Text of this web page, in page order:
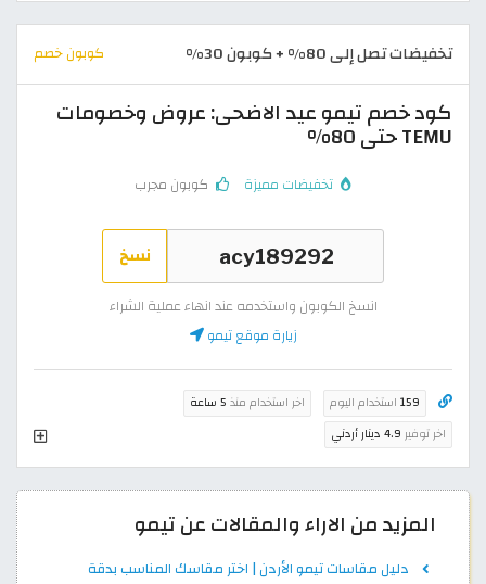
تخفيضات تصل إلى 80% + كوبون 30% كوبون خصم
كود خصم تيمو عيد الاضحى: عروض وخصومات
TEMU حتى 80%
تخفيضات مميزة كوبون مجرب
نسخ
انسخ الكوبون واستخدمه عند انهاء عملية الشراء
زيارة موقع تيمو
159 استخدام اليوم اخر استخدام منذ 5 ساعة
اخر توفير 4.9 دينار أردني
المزيد من الاراء والمقالات عن تيمو
دليل مقاسات تيمو الأردن | اختر مقاسك المناسب بدقة